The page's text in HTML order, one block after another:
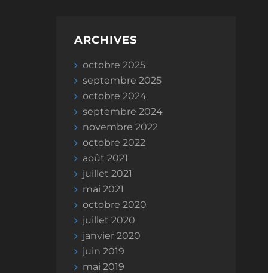
ARCHIVES
octobre 2025
septembre 2025
octobre 2024
septembre 2024
novembre 2022
octobre 2022
août 2021
juillet 2021
mai 2021
octobre 2020
juillet 2020
janvier 2020
juin 2019
mai 2019